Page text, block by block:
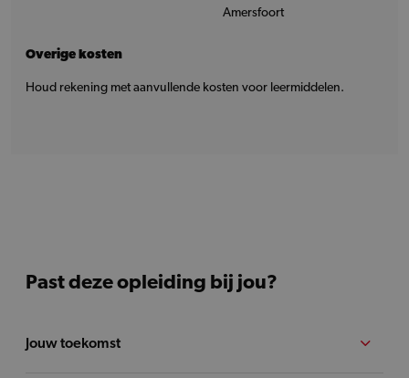
Amersfoort
Overige kosten
Houd rekening met aanvullende kosten voor leermiddelen.
Past deze opleiding bij jou?
Jouw toekomst